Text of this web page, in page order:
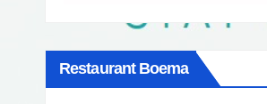
Restaurant Boema